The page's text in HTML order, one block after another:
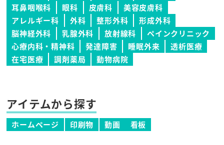
耳鼻咽喉科
眼科 皮膚科
美容皮膚科
アレルギー科
外科 整形外科
形成外科
脳神経外科
乳腺外科 放射線科
ペインクリニック
心療内科・精神科
発達障害 睡眠外来
透析医療
在宅医療
調剤薬局 動物病院
アイテムから探す
ホームページ 印刷物 動画 看板